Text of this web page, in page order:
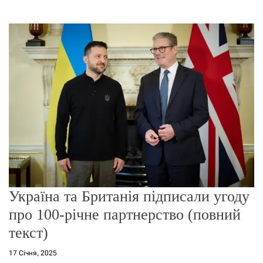
е
ж
и
м
Україна та Британія підписали угоду
про 100-річне партнерство (повний
текст)
17 Січня, 2025